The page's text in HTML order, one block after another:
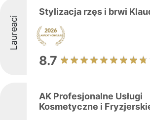
Laureaci
Stylizacja rzęs i brwi
8.7
AK Profesjonalne Usługi
Kosmetyczne i